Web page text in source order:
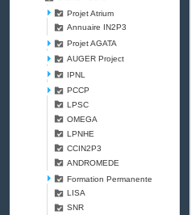
Projet Atrium
Annuaire IN2P3
Projet AGATA
AUGER Project
IPNL
PCCP
LPSC
OMEGA
LPNHE
CCIN2P3
ANDROMEDE
Formation Permanente
LISA
SNR